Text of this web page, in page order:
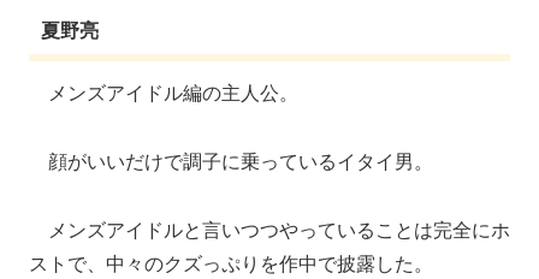
夏野亮
メンズアイドル編の主人公。
顔がいいだけで調子に乗っているイタイ男。
メンズアイドルと言いつつやっていることは完全にホ
ストで、中々のクズっぷりを作中で披露した。